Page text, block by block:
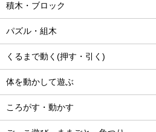
積木・ブロック
パズル・組木
くるまで動く(押す・引く)
体を動かして遊ぶ
ころがす・動かす